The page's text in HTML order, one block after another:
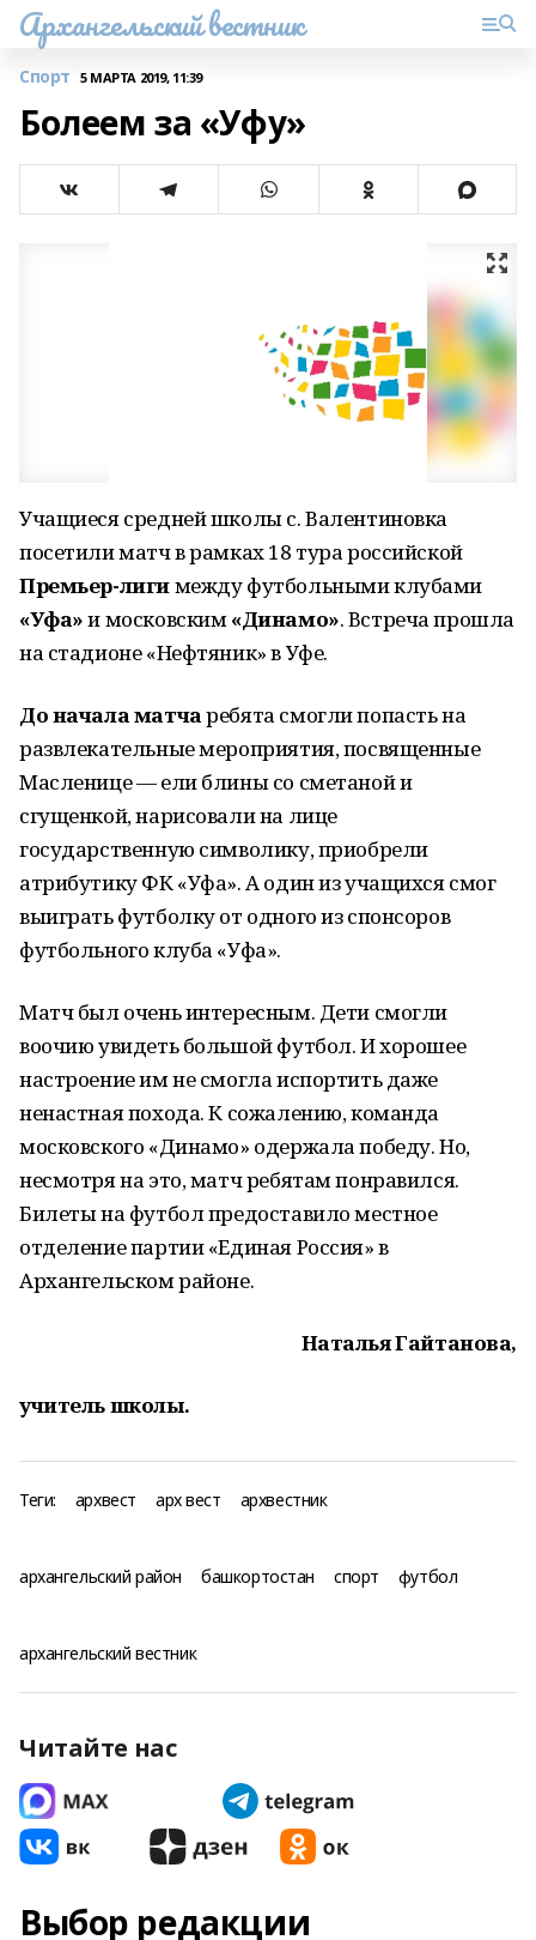
Архангельский вестник
Спорт 5 МАРТА 2019, 11:39
Болеем за «Уфу»
Учащиеся средней школы с. Валентиновка
посетили матч в рамках 18 тура российской
Премьер-лигимежду футбольными клубами
«Уфа»и московским«Динамо». Встреча прошла
на стадионе «Нефтяник» в Уфе.
До начала матчаребята смогли попасть на
развлекательные мероприятия, посвященные
Масленице — ели блины со сметаной и
сгущенкой, нарисовали на лице
государственную символику, приобрели
атрибутику ФК «Уфа». А один из учащихся смог
выиграть футболку от одного из спонсоров
футбольного клуба «Уфа».
Матч был очень интересным. Дети смогли
воочию увидеть большой футбол. И хорошее
настроение им не смогла испортить даже
ненастная похода. К сожалению, команда
московского «Динамо» одержала победу. Но,
несмотря на это, матч ребятам понравился.
Билеты на футбол предоставило местное
отделение партии «Единая Россия» в
Архангельском районе.
Наталья Гайтанова,
учитель школы.
Теги: архвест арх вест архвестник
архангельский район башкортостан спорт футбол
архангельский вестник
Читайте нас
Выбор редакции